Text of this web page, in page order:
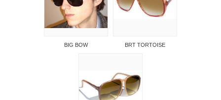
BIG BOW BRT TORTOISE